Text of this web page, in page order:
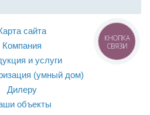
сайта
Компания
и услуги
(умный дом)
Дилеру
объекты
КНОПКА
СВЯЗИ